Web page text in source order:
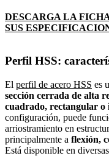
DESCARGA LA
SUS
Perfil HSS:
El perfil de acero HSS es
sección cerrada de alta
cuadrado, rectangular o
configuración, puede
arriostramiento en
principalmente a flexión,
Está disponible en